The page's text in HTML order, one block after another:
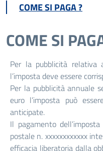
COME SI PAGA ?
COME SI
Per la pubblicità relativa
l’imposta deve essere
Per la pubblicità annuale
euro l’imposta può
anticipate.
Il pagamento
postale n. xxxxxxxxxxxx
efficacia liberatoria dalla